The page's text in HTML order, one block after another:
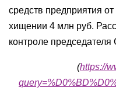
средств предприятия
хищении 4 млн руб.
контроле председателя
(https://